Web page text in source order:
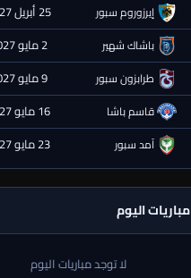
إيرزوروم سبور 25 أبريل 2027 - 19:00
باشاك شهير 2 مايو 2027 - 20:00
طرابزون سبور 9 مايو 2027 - 20:00
قاسم باشا 16 مايو 2027 - 20:00
آمد سبور 23 مايو 2027 - 20:00
مباريات اليوم
لا توجد مباريات اليوم